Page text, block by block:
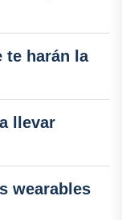
te harán la
llevar
wearables